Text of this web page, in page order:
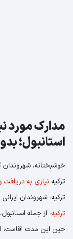
مدارک مورد
استانبول؛
خوشبختانه، شهروندان
ترکیه نیازی به دریافت
ترکیه، شهروندان
ترکیه، از جمله
حین این مدت اقامت،